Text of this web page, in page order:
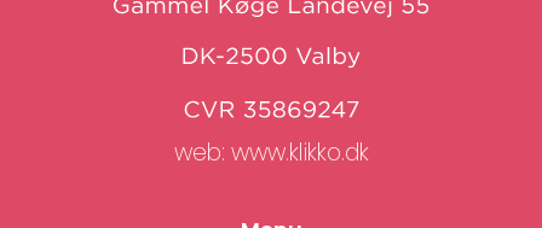
web: www.klikko.dk